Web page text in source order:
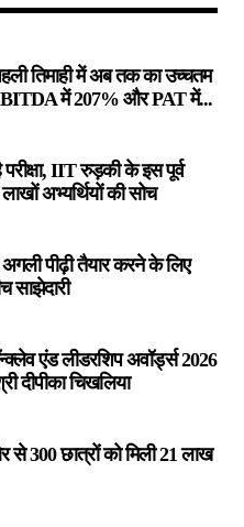
तिमाही में अब तक का उच्चतम
में 207% और PAT में...
IIT रुड़की के इस पूर्व
अभ्यर्थियों की सोच
अगली पीढ़ी तैयार करने के लिए
एंड लीडरशिप अवॉर्ड्स 2026
दीपीका चिखलिया
300 छात्रों को मिली 21 लाख